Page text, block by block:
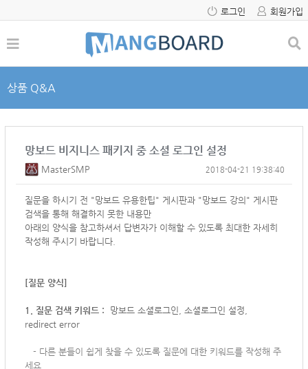
로그인 회원가입
상품 Q&A
망보드 비지니스 패키지 중 소셜 로그인 설정
MasterSMP 2018-04-21 19:38:40
질문을 하시기 전 "망보드 유용한팁" 게시판과 "망보드 강의" 게시판
검색을 통해 해결하지 못한 내용만
아래의 양식을 참고하셔서 답변자가 이해할 수 있도록 최대한 자세히
작성해 주시기 바랍니다.
[질문 양식]
1. 질문 검색 키워드 : 망보드 소셜로그인, 소셜로그인 설정,
redirect error
- 다른 분들이 쉽게 찾을 수 있도록 질문에 대한 키워드를 작성해 주
세요